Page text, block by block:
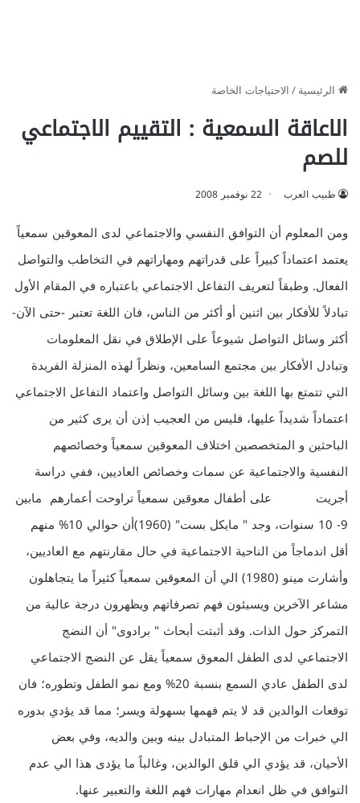
الرئيسية/الاحتياجات الخاصة
الاعاقة السمعية : التقييم الاجتماعي
للصم
طبيب العرب 22 نوفمبر 2008
ومن المعلوم أن التوافق النفسي والاجتماعي لدى المعوقين سمعياً
يعتمد اعتماداً كبيراً على قدراتهم ومهاراتهم في التخاطب والتواصل
الفعال. وطبقاً لتعريف التفاعل الاجتماعي باعتباره في المقام الأول
تبادلاً للأفكار بين اثنين أو أكثر من الناس، فان اللغة تعتبر -حتى الآن-
أكثر وسائل التواصل شيوعاً على الإطلاق في نقل المعلومات
وتبادل الأفكار بين مجتمع السامعين، ونظراً لهذه المنزلة الفريدة
التي تتمتع بها اللغة بين وسائل التواصل واعتماد التفاعل الاجتماعي
اعتماداً شديداً عليها، فليس من العجيب إذن أن يرى كثير من
الباحثين و المتخصصين اختلاف المعوقين سمعياً وخصائصهم
النفسية والاجتماعية عن سمات وخصائص العاديين، ففي دراسة
أجريت على أطفال معوقين سمعياً تراوحت أعمارهم مابين
9- 10 سنوات، وجد " مايكل بست" (1960)أن حوالي 10% منهم
أقل اندماجاً من الناحية الاجتماعية في حال مقارنتهم مع العاديين،
وأشارت مينو (1980) الي أن المعوقين سمعياً كثيراً ما يتجاهلون
مشاعر الآخرين ويسيئون فهم تصرفاتهم ويظهرون درجة عالية من
التمركز حول الذات. وقد أثبتت أبحاث " برادوى" أن النضج
الاجتماعي لدى الطفل المعوق سمعياً يقل عن النضج الاجتماعي
لدى الطفل عادي السمع بنسبة 20% ومع نمو الطفل وتطوره؛ فان
توقعات الوالدين قد لا يتم فهمها بسهولة ويسر؛ مما قد يؤدي بدوره
الي خبرات من الإحباط المتبادل بينه وبين والديه، وفي بعض
الأحيان، قد يؤدي الي قلق الوالدين، وغالباً ما يؤدى هذا الي عدم
التوافق في ظل انعدام مهارات فهم اللغة والتعبير عنها.